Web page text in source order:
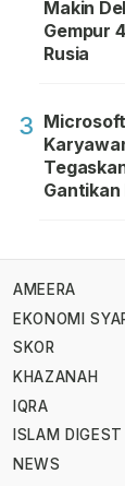
Makin
Gempur
Rusia
3
Gantikan
AMEERA
EKONOMI
SKOR
KHAZANAH
IQRA
ISLAM DIGEST
NEWS